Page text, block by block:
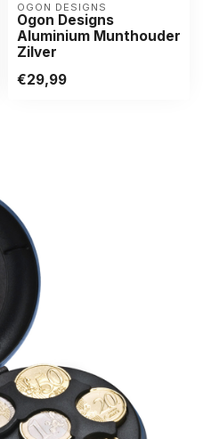
OGON DESIGNS
Ogon Designs
Aluminium Munthouder
Zilver
€29,99